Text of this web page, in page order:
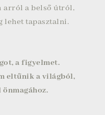
arról a belső útról,
lehet tapasztalni.
a figyelmet.
eltűnik a világból,